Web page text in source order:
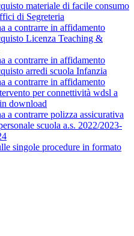
materiale di facile consumo
di Segreteria
a contrarre in affidamento
Licenza Teaching &
a contrarre in affidamento
arredi scuola Infanzia
a contrarre in affidamento
per connettività wdsl a
download
a contrarre polizza assicurativa
scuola a.s. 2022/2023-
singole procedure in formato